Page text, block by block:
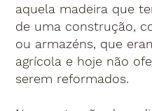
aquela madeira que
de uma construção,
ou armazéns, que
agrícola e hoje não
serem reformados.